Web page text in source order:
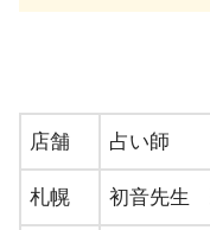
滋賀
・蒲生
・長浜
店舗 占い師
札幌 初音先生